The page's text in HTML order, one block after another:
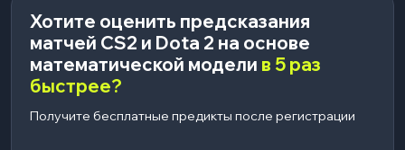
Хотите оценить предсказания
матчей CS2 и Dota 2 на основе
математической модели в 5 раз
быстрее?
Получите бесплатные предикты после регистрации